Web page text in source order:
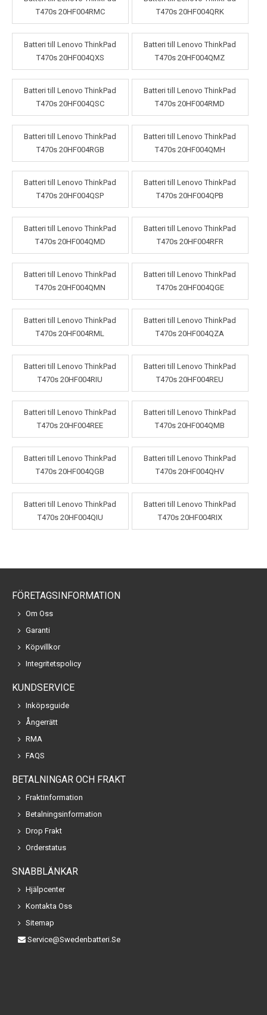
T470s 20HF004RMC
T470s 20HF004QRK
Batteri till Lenovo ThinkPad
T470s 20HF004QXS
Batteri till Lenovo ThinkPad
T470s 20HF004QMZ
Batteri till Lenovo ThinkPad
T470s 20HF004QSC
Batteri till Lenovo ThinkPad
T470s 20HF004RMD
Batteri till Lenovo ThinkPad
T470s 20HF004RGB
Batteri till Lenovo ThinkPad
T470s 20HF004QMH
Batteri till Lenovo ThinkPad
T470s 20HF004QSP
Batteri till Lenovo ThinkPad
T470s 20HF004QPB
Batteri till Lenovo ThinkPad
T470s 20HF004QMD
Batteri till Lenovo ThinkPad
T470s 20HF004RFR
Batteri till Lenovo ThinkPad
T470s 20HF004QMN
Batteri till Lenovo ThinkPad
T470s 20HF004QGE
Batteri till Lenovo ThinkPad
T470s 20HF004RML
Batteri till Lenovo ThinkPad
T470s 20HF004QZA
Batteri till Lenovo ThinkPad
T470s 20HF004RIU
Batteri till Lenovo ThinkPad
T470s 20HF004REU
Batteri till Lenovo ThinkPad
T470s 20HF004REE
Batteri till Lenovo ThinkPad
T470s 20HF004QMB
Batteri till Lenovo ThinkPad
T470s 20HF004QGB
Batteri till Lenovo ThinkPad
T470s 20HF004QHV
Batteri till Lenovo ThinkPad
T470s 20HF004QIU
Batteri till Lenovo ThinkPad
T470s 20HF004RIX
FÖRETAGSINFORMATION
Om Oss
Garanti
Köpvillkor
Integritetspolicy
KUNDSERVICE
Inköpsguide
Ångerrätt
RMA
FAQS
BETALNINGAR OCH FRAKT
Fraktinformation
Betalningsinformation
Drop Frakt
Orderstatus
SNABBLÄNKAR
Hjälpcenter
Kontakta Oss
Sitemap
Service@swedenbatteri.se